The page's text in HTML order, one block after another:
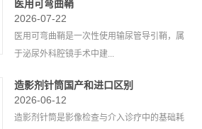
医用可弯曲鞘
2026-07-22
医用可弯曲鞘是一次性使用输尿管导引鞘，属
于泌尿外科腔镜手术中建...
造影剂针筒国产和进口区别
2026-06-12
造影剂针筒是影像检查与介入诊疗中的基础耗